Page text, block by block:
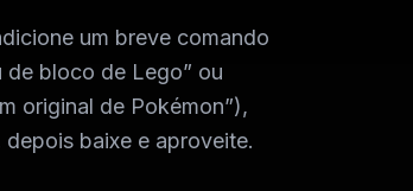
um breve comando
de bloco de Lego” ou
original de Pokémon”),
baixe e aproveite.